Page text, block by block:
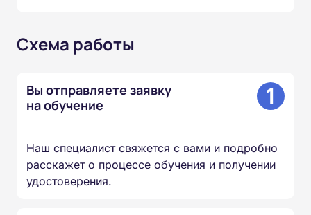
Схема работы
Вы отправляете заявку
на обучение
1
Наш специалист свяжется с вами и подробно
расскажет о процессе обучения и получении
удостоверения.